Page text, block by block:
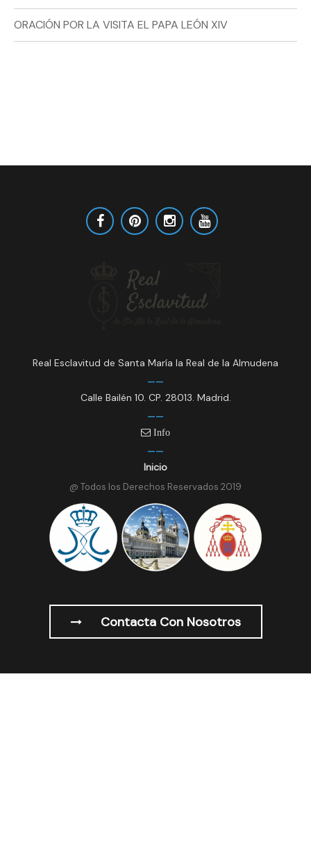
ORACIÓN POR LA VISITA EL PAPA LEÓN XIV
Real Esclavitud de Santa María la Real de la Almudena
Calle Bailén 10. CP. 28013. Madrid.
Info
Inicio
@ Todos los Derechos Reservados 2019
Contacta Con Nosotros